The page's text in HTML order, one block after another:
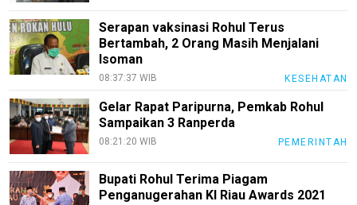
Serapan vaksinasi Rohul Terus
Bertambah, 2 Orang Masih Menjalani
Isoman
08:37:37 WIB KESEHATAN
Gelar Rapat Paripurna, Pemkab Rohul
Sampaikan 3 Ranperda
08:21:20 WIB PEMERINTAH
Bupati Rohul Terima Piagam
Penganugerahan KI Riau Awards 2021